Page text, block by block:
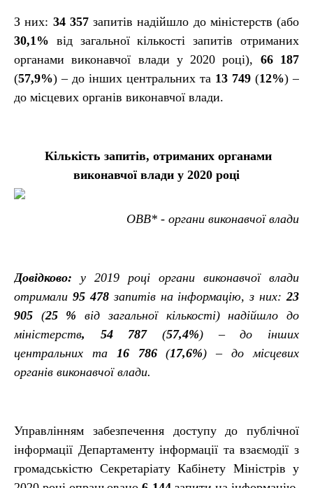
З них: 34 357запитів надійшло до міністерств (або
30,1% від загальної кількості запитів отриманих
органами виконавчої влади у 2020 році), 66 187
(57,9%) – до інших центральних та 13 749 (12%) –
до місцевих органів виконавчої влади.
Кількість запитів, отриманих органами
виконавчої влади у 2020 році
ОВВ* - органи виконавчої влади
Довідково: у 2019 році органи виконавчої влади
отримали 95 478запитів на інформацію, з них:23
905 (25 %від загальної кількості) надійшло до
міністерств, 54 787 (57,4%) –
до інших
центральних
та16 786(17,6%) –
до місцевих
органів виконавчої влади.
Управлінням забезпечення доступу до публічної
інформації Департаменту інформації та взаємодії з
громадськістю Секретаріату Кабінету Міністрів у